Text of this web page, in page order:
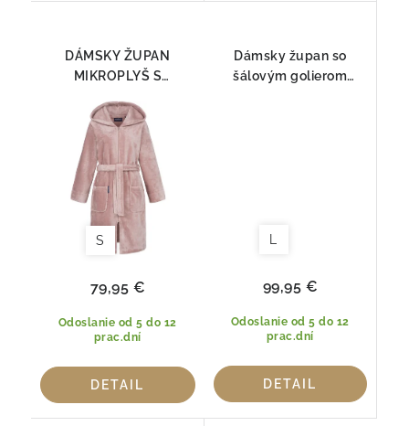
DÁMSKY ŽUPAN
MIKROPLYŠ S
100cm MORGENSTERN
7031-57
S
Odoslanie od 5 do 12
prac.dní
79,95 €
DETAIL
Dámsky župan so
šálovým golierom
Odoslanie od 5 do 12
prac.dní
99,95 €
DETAIL